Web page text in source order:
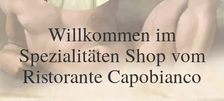
Willkommen im
Spezialitäten Shop vom
Ristorante Capobianco